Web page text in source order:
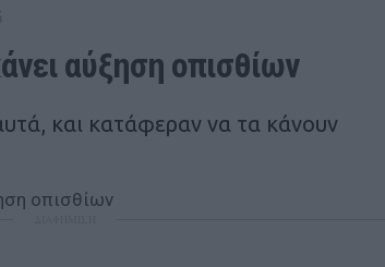
αύξηση οπισθίων
και κατάφεραν να τα κάνουν